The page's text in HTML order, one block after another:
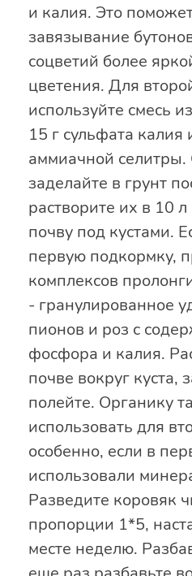
и калия. Это
завязывание
соцветий более
цветения. Для
используйте смесь
15 г сульфата
аммиачной селитры.
заделайте в грунт
растворите их в 10
почву под кустами.
первую подкормку,
комплексов
- гранулированное
пионов и роз с
фосфора и калия.
почве вокруг куста,
полейте. Органику
использовать для
особенно, если в
использовали
Разведите коровяк
пропорции 1*5,
месте неделю.